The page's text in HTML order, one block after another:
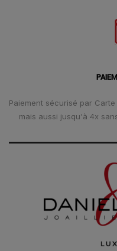
Paiement sécurisé par
mais aussi jusqu'à 4x